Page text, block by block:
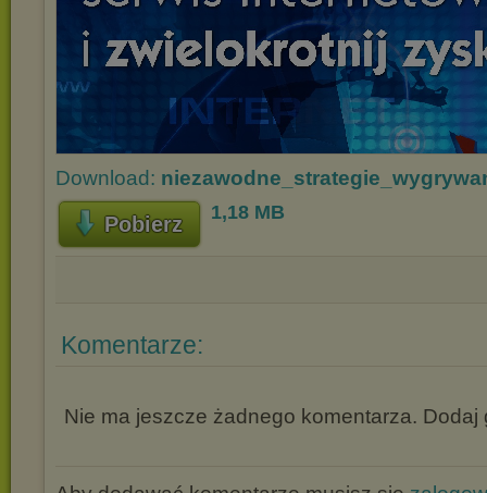
Download:
Pobierz 1,18 MB
Komentarze:
Nie ma jeszcze żadnego komentarza. Dodaj